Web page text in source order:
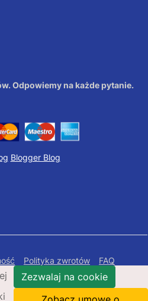
Odpowiemy na każde pytanie.
Blogger Blog
Polityka zwrotów
FAQ
Mapa Strony
Wszelkie prawa
Zezwalaj na cookie